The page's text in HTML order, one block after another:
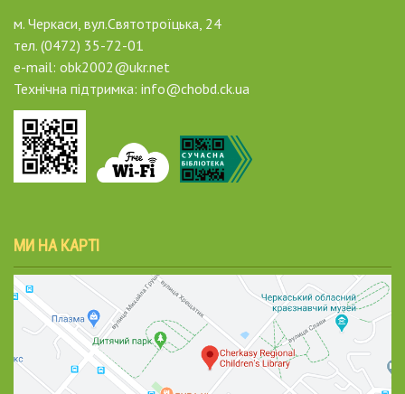
м. Черкаси, вул.Святотроїцька, 24
тел. (0472) 35-72-01
e-mail: obk2002@ukr.net
Технічна підтримка: info@chobd.ck.ua
МИ НА КАРТІ